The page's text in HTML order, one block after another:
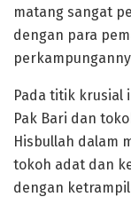
matang sangat
dengan para
Pada titik krusial
Pak Bari dan
Hisbullah dalam
tokoh adat dan
dengan